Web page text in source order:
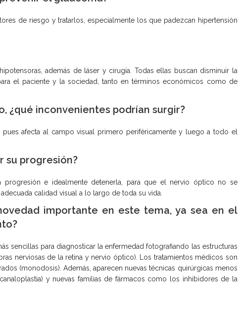
de riesgo y tratarlos, especialmente los que padezcan hipertensión
además de láser y cirugía. Todas ellas buscan disminuir la
el paciente y la sociedad, tanto en términos económicos como de
¿qué inconvenientes podrían surgir?
afecta al campo visual primero periféricamente y luego a todo el
su progresión?
progresión e idealmente detenerla, para que el nervio óptico no se
calidad visual a lo largo de toda su vida.
importante en este tema, ya sea en el
sencillas para diagnosticar la enfermedad fotografiando las estructuras
nerviosas de la retina y nervio óptico). Los tratamientos médicos son
(monodosis). Además, aparecen nuevas técnicas quirúrgicas menos
y nuevas familias de fármacos como los inhibidores de la